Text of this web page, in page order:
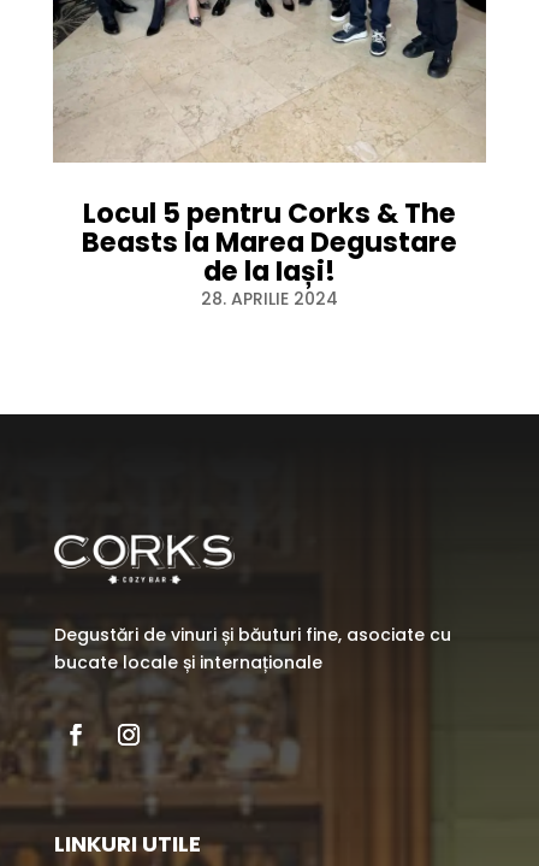
Locul 5 pentru Corks & The
Beasts la Marea Degustare
de la Iași!
28. APRILIE 2024
Degustări de vinuri și băuturi fine, asociate cu
bucate locale și internaționale
LINKURI UTILE